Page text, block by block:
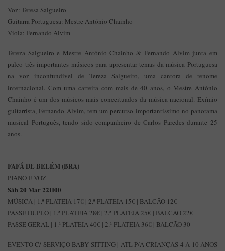
Voz: Teresa Salgueiro
Guitarra Portuguesa: Mestre António Chainho
Viola: Fernando Alvim
Tereza Salgueiro e Mestre António Chainho & Fernando Alvim junta em
palco três importantes músicos para apresentar temas da música Portuguesa
na voz inconfundível de Tereza Salgueiro, uma cantora de renome
internacional. Com uma carreira com mais de 40 anos, o Mestre António
Chainho é um dos músicos mais conceituados da música nacional. Exímio
guitarrista, Fernando Alvim, tem um percurso importantíssimo no panorama
musical Português, tendo sido companheiro de Carlos Paredes durante 25
anos.
FAFÁ DE BELÉM (BRA)
PIANO E VOZ
Sáb 20 Mar 22H00
MÚSICA | 1.ª PLATEIA 17€ | 2.ª PLATEIA 15€ | BALCÃO 12€
PASSE DUPLO | 1.ª PLATEIA 28€ | 2.ª PLATEIA 25€ | BALCÃO 22€
PASSE GERAL | 1.ª PLATEIA 40€ | 2.ª PLATEIA 36€ | BALCÃO 30
EVENTO C/ SERVIÇO BABY SITTING | ATL P/A CRIANÇAS 4 A 10 ANOS